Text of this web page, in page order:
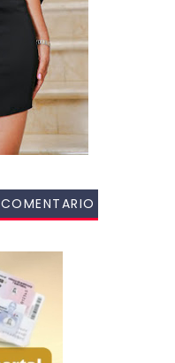
COMENTARIO